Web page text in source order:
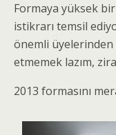
Formaya yüksek
istikrarı temsil
önemli
etmemek lazım,
2013 formasını